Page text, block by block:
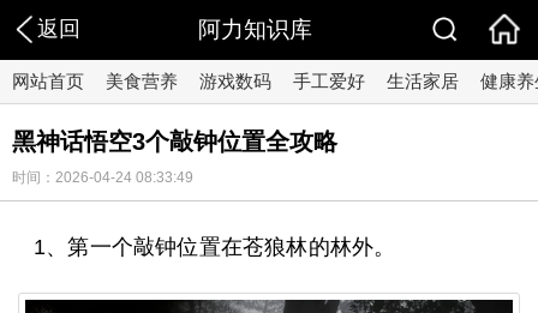
返回 阿力知识库
网站首页 美食营养 游戏数码 手工爱好 生活家居 健康养
黑神话悟空3个敲钟位置全攻略
时间：2026-04-24 08:33:49
1、第一个敲钟位置在苍狼林的林外。